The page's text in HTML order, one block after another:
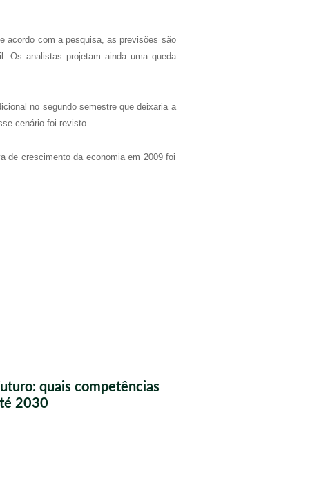
acordo com a pesquisa, as previsões são
Os analistas projetam ainda uma queda
no segundo semestre que deixaria a
cenário foi revisto.
de crescimento da economia em 2009 foi
quais competências
2030